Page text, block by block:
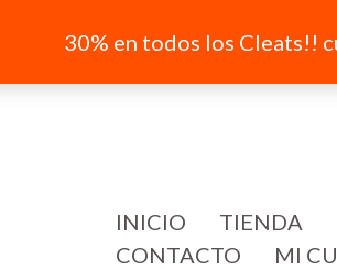
30% en todos los Cleats!!
INICIO
TIENDA
CONTACTO
MI